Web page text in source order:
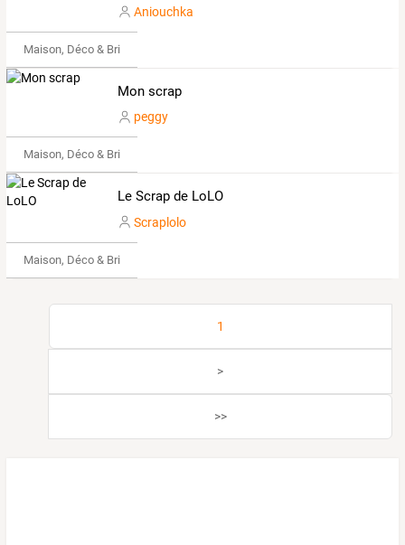
Aniouchka
Maison, Déco & Bricolage
Mon scrap
peggy
Maison, Déco & Bricolage
Le Scrap de LoLO
Scraplolo
Maison, Déco & Bricolage
1
>
>>